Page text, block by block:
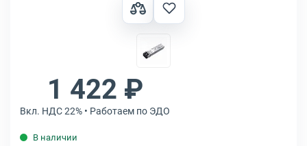
1 422 ₽
Вкл. НДС 22% • Работаем по ЭДО
В наличии